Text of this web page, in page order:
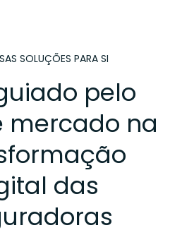
SOLUÇÕES PARA SI
pelo
mercado na
das